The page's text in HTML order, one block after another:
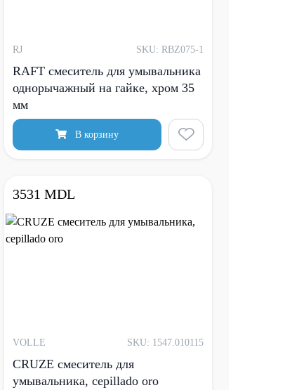
RJ SKU: RBZ075-1
RAFT смеситель для умывальника
однорычажный на гайке, хром 35
мм
В корзину
3531 MDL
VOLLE SKU: 1547.010115
CRUZE смеситель для
умывальника, cepillado oro